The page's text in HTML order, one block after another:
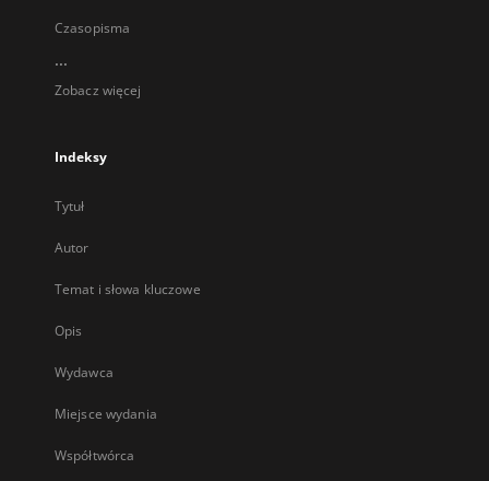
Czasopisma
...
Zobacz więcej
Indeksy
Tytuł
Autor
Temat i słowa kluczowe
Opis
Wydawca
Miejsce wydania
Współtwórca